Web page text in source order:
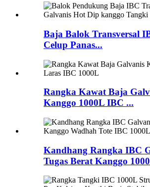
Baja Balok Transversal
Celup Panas...
Rangka Kawat Baja
Kanggo 1000L IBC ...
Kandhang Rangka IBC
Tugas Berat Kanggo